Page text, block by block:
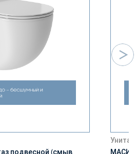
подвесной (смыв
МАСИО